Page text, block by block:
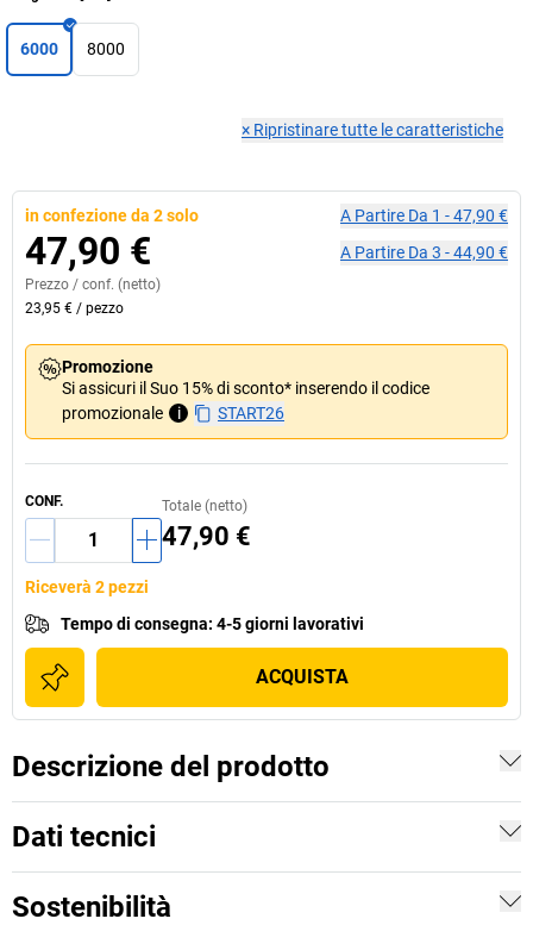
6000 8000
× Ripristinare tutte le caratteristiche
in confezione da 2 solo
47,90 €
Prezzo / conf. (netto)
23,95 € / pezzo
A Partire Da 1 -47,90 €
A Partire Da 3 -44,90 €
Promozione
Si assicuri il Suo 15% di sconto* inserendo il codice
promozionale
i START26
CONF. Totale (netto)
47,90 €
Riceverà 2 pezzi
Tempo di consegna: 4-5 giorni lavorativi
ACQUISTA
Descrizione del prodotto
Dati tecnici
Sostenibilità